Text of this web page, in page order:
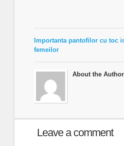
Importanta pantofilor cu toc
femeilor
About the
Leave a comment